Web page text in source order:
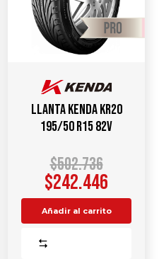
Llanta KENDA KR20
195/50 R15 82V
$502.736
$242.446
Añadir al carrito